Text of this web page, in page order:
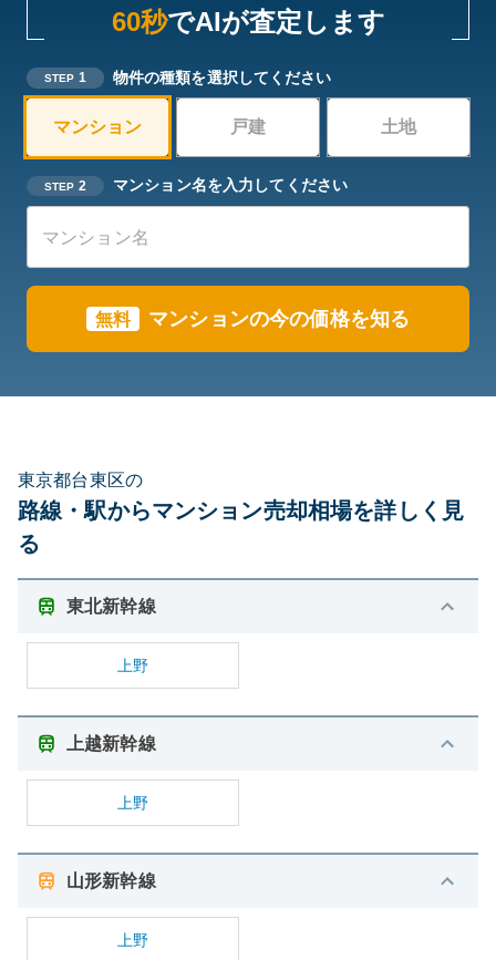
60秒でAIが査定します
STEP 1 物件の種類を選択してください
マンション 戸建 土地
STEP 2 マンション名を入力してください
無料 マンションの今の価格を知る
東京都台東区の
路線・駅からマンション売却相場を詳しく見
る
東北新幹線
上野
上越新幹線
上野
山形新幹線
上野